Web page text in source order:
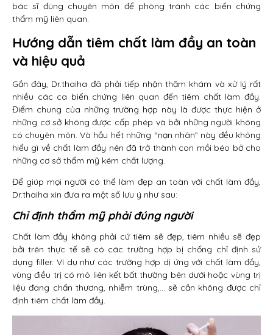
bác sĩ đúng chuyên môn để phòng tránh các biến chứng
thẩm mỹ liên quan.
Hướng dẫn tiêm chất làm đầy an toàn
và hiệu quả
Gần đây, Dr.thaiha đã phải tiếp nhận thăm khám và xử lý rất
nhiều các ca biến chứng liên quan đến tiêm chất làm đầy.
Điểm chung của những trường hợp này là được thực hiện ở
những cơ sở không được cấp phép và bởi những người không
có chuyên môn. Và hầu hết những “nạn nhân” này đều không
hiểu gì về chất làm đầy nên đã trở thành con mồi béo bở cho
những cơ sở thẩm mỹ kém chất lượng.
Để giúp mọi người có thể làm đẹp an toàn với chất làm đầy,
Dr.thaiha xin đưa ra một số lưu ý như sau:
Chỉ định thẩm mỹ phải đúng người
Chất làm đầy không phải cứ tiêm sẽ đẹp, tiêm nhiều sẽ đẹp
bởi trên thực tế sẽ có các trường hợp bị chống chỉ định sử
dụng filler. Ví dụ như các trường hợp dị ứng với chất làm đầy,
vùng điều trị có mô liên kết bất thường bên dưới hoặc vùng trị
liệu đang chấn thương, nhiễm trùng,… sẽ cần không được chỉ
định tiêm chất làm đầy.